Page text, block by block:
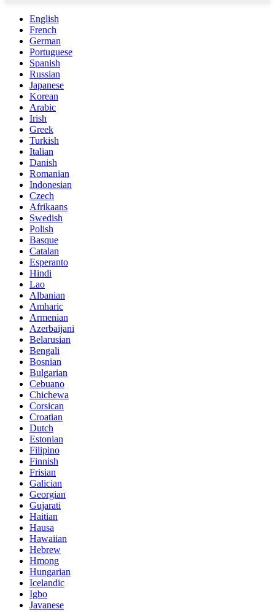
English
French
German
Portuguese
Spanish
Russian
Japanese
Korean
Arabic
Irish
Greek
Turkish
Italian
Danish
Romanian
Indonesian
Czech
Afrikaans
Swedish
Polish
Basque
Catalan
Esperanto
Hindi
Lao
Albanian
Amharic
Armenian
Azerbaijani
Belarusian
Bengali
Bosnian
Bulgarian
Cebuano
Chichewa
Corsican
Croatian
Dutch
Estonian
Filipino
Finnish
Frisian
Galician
Georgian
Gujarati
Haitian
Hausa
Hawaiian
Hebrew
Hmong
Hungarian
Icelandic
Igbo
Javanese